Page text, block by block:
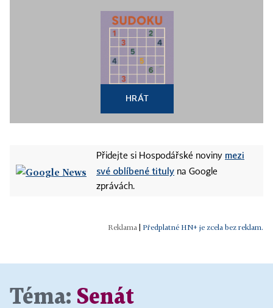
HRÁT
Přidejte si Hospodářské noviny mezi
své oblíbené tituly na Google
zprávách.
Předplatné HN+ je zcela bez reklam.
Téma: Senát